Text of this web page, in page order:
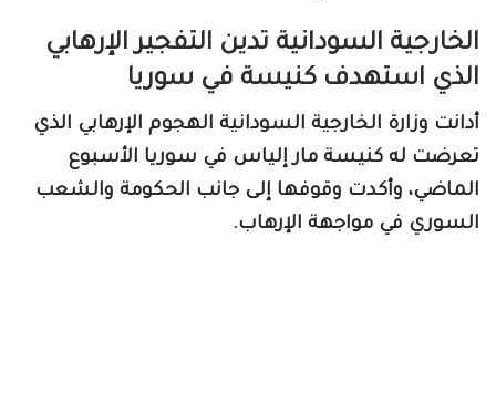
الخارجية السودانية تدين التفجير الإرهابي
الذي استهدف كنيسة في سوريا
أدانت وزارة الخارجية السودانية الهجوم الإرهابي الذي
تعرضت له كنيسة مار إلياس في سوريا الأسبوع
الماضي، وأكدت وقوفها إلى جانب الحكومة والشعب
السوري في مواجهة الإرهاب.